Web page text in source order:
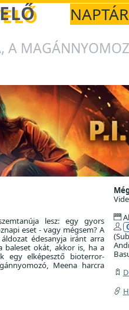
A
lesz: egy gyors
eset - vagy mégsem? A
édesanyja iránt arra
baleset okát, akkor is, ha a
egy elképesztő bioterror-
Meena harcra